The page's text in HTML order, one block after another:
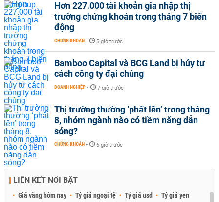
Hơn 227.000 tài khoản gia nhập thị
trường chứng khoán trong tháng 7 biến
động
CHỨNG KHOÁN - 5 giờ trước
Bamboo Capital và BCG Land bị hủy tư
cách công ty đại chúng
DOANH NGHIỆP - 7 giờ trước
Thị trường thường ‘phất lên’ trong tháng
8, nhóm ngành nào có tiềm năng dẫn
sóng?
CHỨNG KHOÁN - 6 giờ trước
LIÊN KẾT NỔI BẬT
Giá vàng hôm nay Tỷ giá ngoại tệ Tỷ giá usd Tỷ giá yen